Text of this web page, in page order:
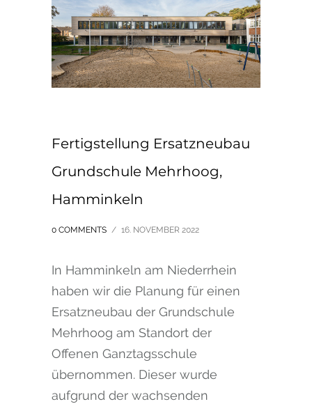
Fertigstellung Ersatzneubau
Grundschule Mehrhoog,
Hamminkeln
0 COMMENTS / 16. NOVEMBER 2022
In Hamminkeln am Niederrhein
haben wir die Planung für einen
Ersatzneubau der Grundschule
Mehrhoog am Standort der
Offenen Ganztagsschule
übernommen. Dieser wurde
aufgrund der wachsenden